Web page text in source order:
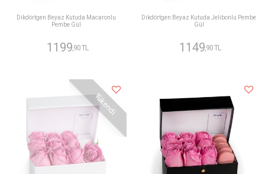
Dikdörtgen Beyaz Kutuda Macaronlu
Pembe Gül
1199,90 TL
Dikdörtgen Beyaz Kutuda Jelibonlu Pembe
Gül
1149,90 TL
Tükendi